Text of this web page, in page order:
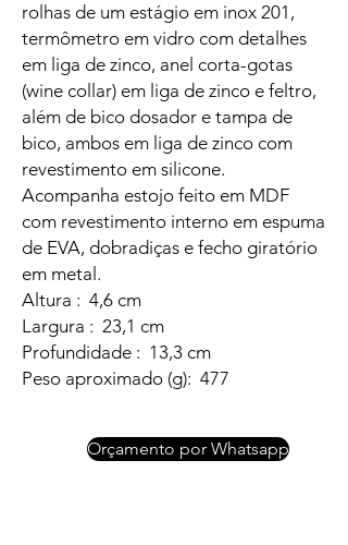
rolhas de um estágio em inox 201,
termômetro em vidro com detalhes
em liga de zinco, anel corta-gotas
(wine collar) em liga de zinco e feltro,
além de bico dosador e tampa de
bico, ambos em liga de zinco com
revestimento em silicone.
Acompanha estojo feito em MDF
com revestimento interno em espuma
de EVA, dobradiças e fecho giratório
em metal.
Altura : 4,6 cm
Largura : 23,1 cm
Profundidade : 13,3 cm
Peso aproximado (g): 477
Orçamento por Whatsapp